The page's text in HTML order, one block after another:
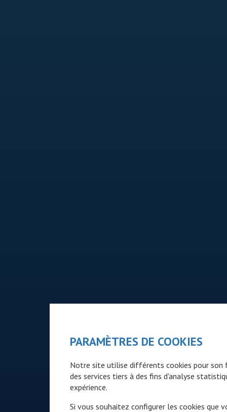
PARAMÈTRES DE COOKIES
Notre site utilise différents cookies pour son
des services tiers à des fins d'analyse
expérience.
Si vous souhaitez configurer les cookies que